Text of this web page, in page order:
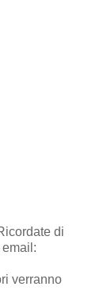
di
verranno